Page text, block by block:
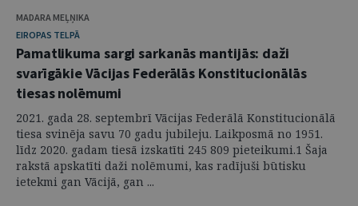
MADARA MEĻŅIKA
EIROPAS TELPĀ
Pamatlikuma sargi sarkanās mantijās: daži
svarīgākie Vācijas Federālās Konstitucionālās
tiesas nolēmumi
2021. gada 28. septembrī Vācijas Federālā Konstitucionālā
tiesa svinēja savu 70 gadu jubileju. Laikposmā no 1951.
līdz 2020. gadam tiesā izskatīti 245 809 pieteikumi.1 Šaja
rakstā apskatīti daži nolēmumi, kas radījuši būtisku
ietekmi gan Vācijā, gan ...